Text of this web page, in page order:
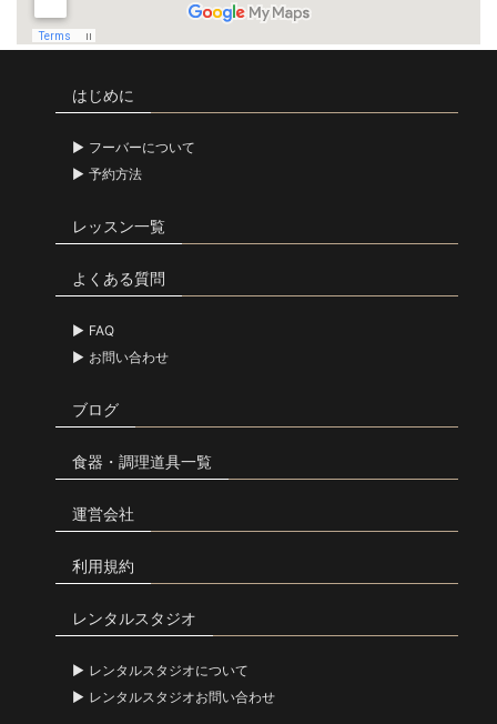
はじめに
フーバーについて
予約方法
レッスン一覧
よくある質問
FAQ
お問い合わせ
ブログ
食器・調理道具一覧
運営会社
利用規約
レンタルスタジオ
レンタルスタジオについて
レンタルスタジオお問い合わせ